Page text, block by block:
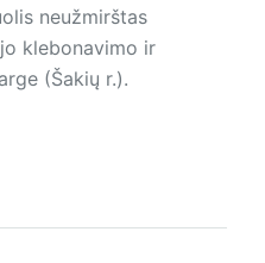
neužmirštas
klebonavimo ir
(Šakių r.).